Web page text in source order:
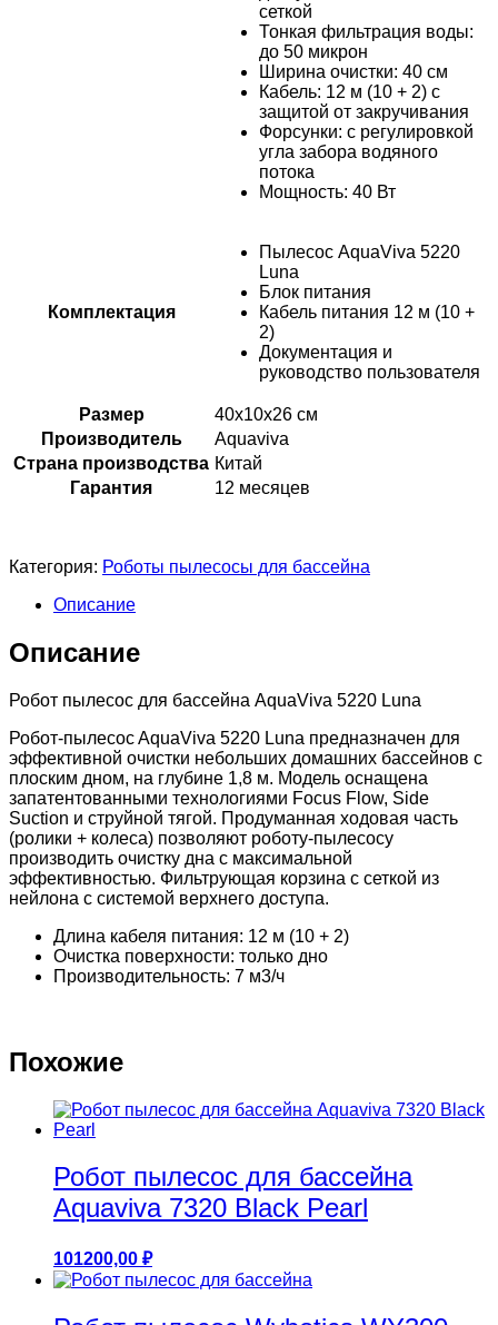
сеткой
Тонкая фильтрация воды:
до 50 микрон
Ширина очистки: 40 см
Кабель: 12 м (10 + 2) с
защитой от закручивания
Форсунки: с регулировкой
угла забора водяного
потока
Мощность: 40 Вт
Комплектация
Пылесос AquaViva 5220
Luna
Блок питания
Кабель питания 12 м (10 +
2)
Документация и
руководство пользователя
Размер
40х10х26 см
Производитель
Aquaviva
Страна производства Китай
Гарантия
12 месяцев
Категория: Роботы пылесосы для бассейна
Описание
Описание
Робот пылесоc для бассейна AquaViva 5220 Luna
Робот-пылесоc AquaViva 5220 Luna предназначен для
эффективной очистки небольших домашних бассейнов с
плоским дном, на глубине 1,8 м. Модель оснащена
запатентованными технологиями Focus Flow, Side
Suction и струйной тягой. Продуманная ходовая часть
(ролики + колеса) позволяют роботу-пылесосу
производить очистку дна с максимальной
эффективностью. Фильтрующая корзина с сеткой из
нейлона с системой верхнего доступа.
Длина кабеля питания: 12 м (10 + 2)
Очистка поверхности: только дно
Производительность: 7 м3/ч
Похожие
Робот пылесоc для бассейна
Aquaviva 7320 Black Pearl
101200,00 ₽